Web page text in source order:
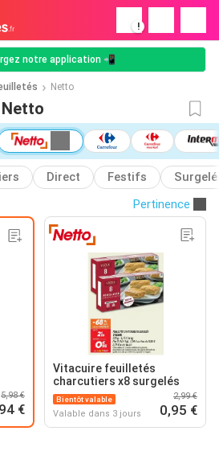
!
notre application 📲
Netto
Direct Festifs
Pertinence
5,98 €
€
Vitacuire feuilletés
charcutiers x8 surgelés
Bientôt valable
Valable dans 3 jours
2,99 €
0,95 €